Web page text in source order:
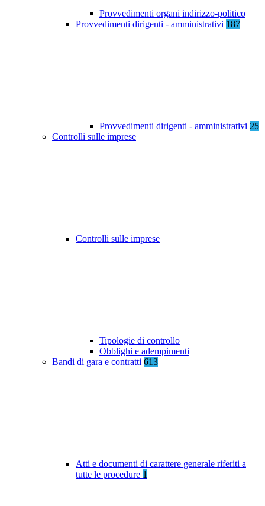
Provvedimenti organi indirizzo-politico
Provvedimenti dirigenti - amministrativi 187
Provvedimenti dirigenti - amministrativi 25
Controlli sulle imprese
Controlli sulle imprese
Tipologie di controllo
Obblighi e adempimenti
Bandi di gara e contratti 613
Atti e documenti di carattere generale riferiti a
tutte le procedure 1